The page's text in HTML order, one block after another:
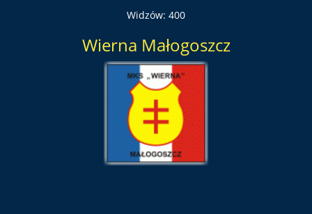
Widzów: 400
Wierna Małogoszcz